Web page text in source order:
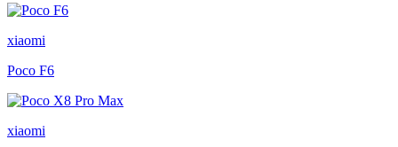
xiaomi
Poco F6
xiaomi